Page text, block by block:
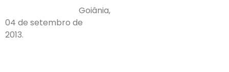
Goiânia,
04 de setembro de
2013.